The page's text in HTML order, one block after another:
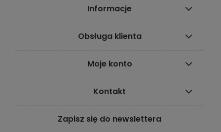
Informacje
Obsługa klienta
Moje konto
Kontakt
Zapisz się do newslettera